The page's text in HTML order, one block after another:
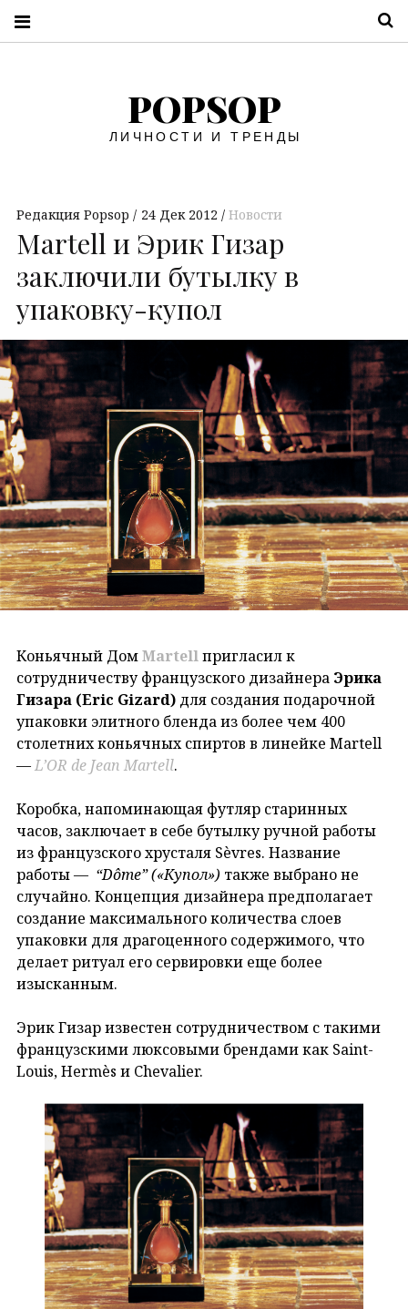
POPSOP
ЛИЧНОСТИ И ТРЕНДЫ
Редакция Popsop 24 Дек 2012 Новости
Martell и Эрик Гизар
заключили бутылку в
упаковку-купол
Коньячный ДомMartell пригласил к
сотрудничеству французского дизайнера Эрика
Гизара (Eric Gizard) для создания подарочной
упаковки элитного бленда из более чем 400
столетних коньячных спиртов в линейке Martell
— L’OR de Jean Martell.
Коробка, напоминающая футляр старинных
часов, заключает в себе бутылку ручной работы
из французского хрусталя Sèvres. Название
работы — “Dôme” («Купол») также выбрано не
случайно. Концепция дизайнера предполагает
создание максимального количества слоев
упаковки для драгоценного содержимого, что
делает ритуал его сервировки еще более
изысканным.
Эрик Гизар известен сотрудничеством с такими
французскими люксовыми брендами как Saint-
Louis, Hermès и Chevalier.